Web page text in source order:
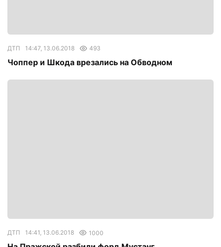
ДТП 14:47, 13.06.2018 493
Чоппер и Шкода врезались на Обводном
ДТП 14:41, 13.06.2018 1000